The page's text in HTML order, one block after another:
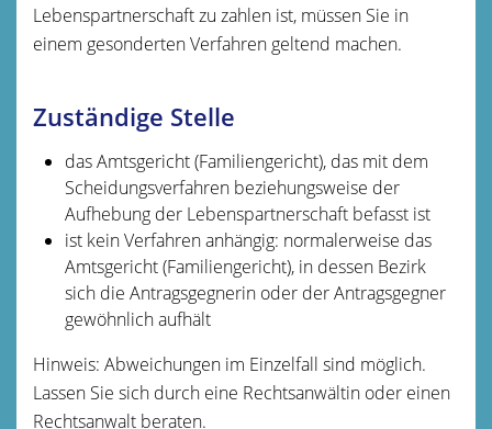
Lebenspartnerschaft zu zahlen ist, müssen Sie in
einem gesonderten Verfahren geltend machen.
Zuständige Stelle
das Amtsgericht (Familiengericht), das mit dem
Scheidungsverfahren beziehungsweise der
Aufhebung der Lebenspartnerschaft befasst ist
ist kein Verfahren anhängig: normalerweise das
Amtsgericht (Familiengericht), in dessen Bezirk
sich die Antragsgegnerin oder der Antragsgegner
gewöhnlich aufhält
Hinweis: Abweichungen im Einzelfall sind möglich.
Lassen Sie sich durch eine Rechtsanwältin oder einen
Rechtsanwalt beraten.